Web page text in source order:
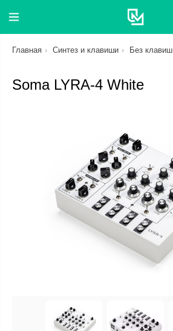
Главная Синтез и клавиши Без клавиш
Soma LYRA-4 White